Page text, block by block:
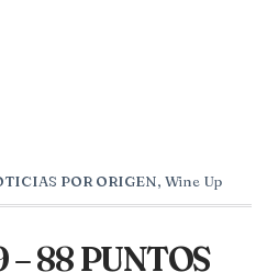
POR ORIGEN, Wine Up
88 PUNTOS